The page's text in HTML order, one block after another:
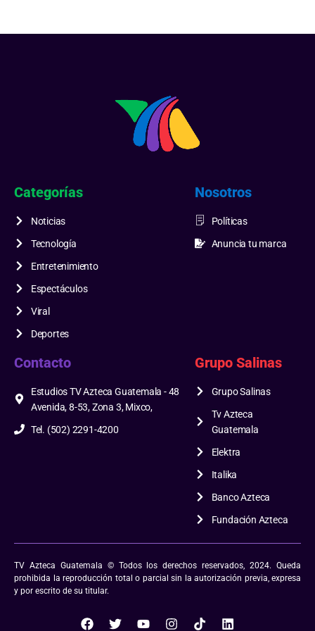
Categorías
Noticias
Tecnología
Entretenimiento
Espectáculos
Viral
Deportes
Nosotros
Políticas
Anuncia tu marca
Contacto
Estudios TV Azteca Guatemala - 48
Avenida, 8-53, Zona 3, Mixco,
Tel. (502) 2291-4200
Grupo Salinas
Grupo Salinas
Tv Azteca
Guatemala
Elektra
Italika
Banco Azteca
Fundación Azteca
TV Azteca Guatemala © Todos los derechos reservados, 2024. Queda
prohibida la reproducción total o parcial sin la autorización previa, expresa
y por escrito de su titular.